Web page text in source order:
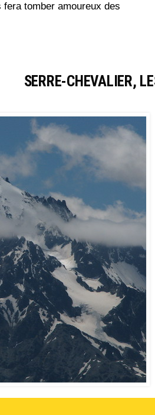
tomber amoureux des
SERRE-CHEVALIER,